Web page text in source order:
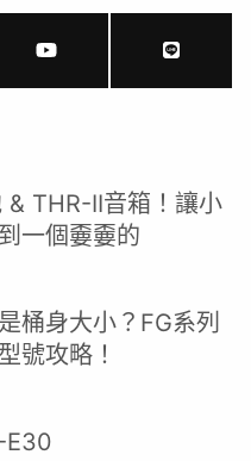
& THR-II音箱！讓小
一個嫑嫑的
桶身大小？FG系列
號攻略！
E30